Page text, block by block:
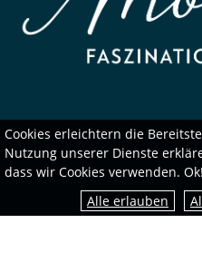
Cookies erleichtern die
Nutzung unserer Dienste
dass wir Cookies verwenden. Ok!